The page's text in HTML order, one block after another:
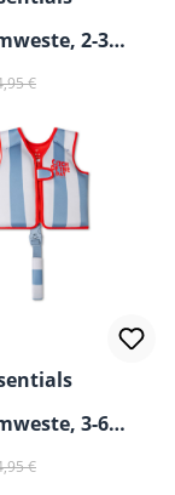
2-3
Preis:
€
3-6
Preis:
€